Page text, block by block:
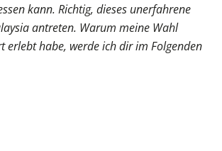
kann. Richtig, dieses unerfahrene
antreten. Warum meine Wahl
habe, werde ich dir im Folgenden